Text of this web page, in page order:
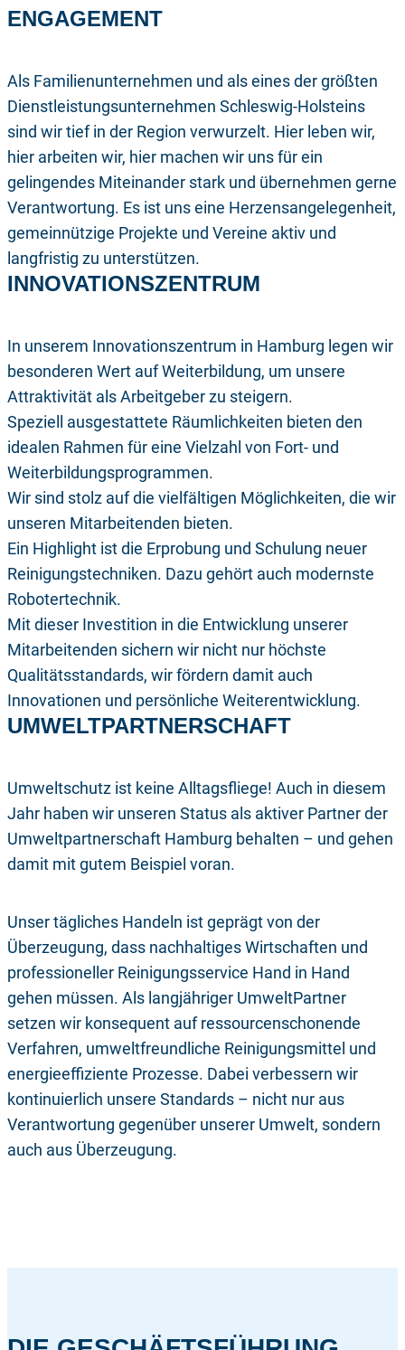
ENGAGEMENT
Als Familienunternehmen und als eines der größten
Dienstleistungsunternehmen Schleswig-Holsteins
sind wir tief in der Region verwurzelt. Hier leben wir,
hier arbeiten wir, hier machen wir uns für ein
gelingendes Miteinander stark und übernehmen gerne
Verantwortung. Es ist uns eine Herzensangelegenheit,
gemeinnützige Projekte und Vereine aktiv und
langfristig zu unterstützen.
INNOVATIONSZENTRUM
In unserem Innovationszentrum in Hamburg legen wir
besonderen Wert auf Weiterbildung, um unsere
Attraktivität als Arbeitgeber zu steigern.
Speziell ausgestattete Räumlichkeiten bieten den
idealen Rahmen für eine Vielzahl von Fort- und
Weiterbildungsprogrammen.
Wir sind stolz auf die vielfältigen Möglichkeiten, die wir
unseren Mitarbeitenden bieten.
Ein Highlight ist die Erprobung und Schulung neuer
Reinigungstechniken. Dazu gehört auch modernste
Robotertechnik.
Mit dieser Investition in die Entwicklung unserer
Mitarbeitenden sichern wir nicht nur höchste
Qualitätsstandards, wir fördern damit auch
Innovationen und persönliche Weiterentwicklung.
UMWELTPARTNERSCHAFT
Umweltschutz ist keine Alltagsfliege! Auch in diesem
Jahr haben wir unseren Status als aktiver Partner der
Umweltpartnerschaft Hamburg behalten – und gehen
damit mit gutem Beispiel voran.
Unser tägliches Handeln ist geprägt von der
Überzeugung, dass nachhaltiges Wirtschaften und
professioneller Reinigungsservice Hand in Hand
gehen müssen. Als langjähriger UmweltPartner
setzen wir konsequent auf ressourcenschonende
Verfahren, umweltfreundliche Reinigungsmittel und
energieeffiziente Prozesse. Dabei verbessern wir
kontinuierlich unsere Standards – nicht nur aus
Verantwortung gegenüber unserer Umwelt, sondern
auch aus Überzeugung.